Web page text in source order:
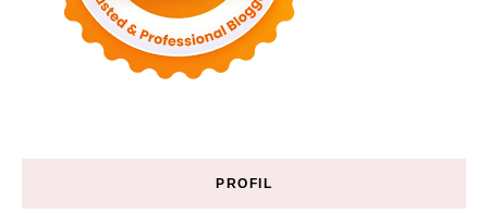
PROFIL